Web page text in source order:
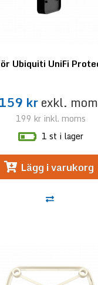
Ubiquiti UniFi
159 krexkl.
199 krinkl. moms
1 st i lager
Lägg i varukorg